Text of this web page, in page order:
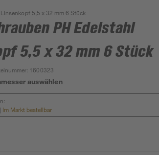
5,5 x 32 mm 6 Stück
PH Edelstahl
5,5 x 32 mm 6 Stück
: 1600323
auswählen
| Im Markt bestellbar